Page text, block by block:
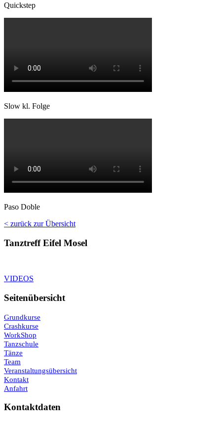
Quickstep
Slow kl. Folge
Paso Doble
< zurück zur Übersicht
Tanztreff Eifel Mosel
VIDEOS
Seitenübersicht
Grundkurse
Crashkurse
WorkShop
Tanzschule
Tänze
Team
Veranstaltungsübersicht
Kontakt
Anfahrt
Kontaktdaten